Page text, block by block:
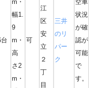
m・
幅1.
9
m・
高
さ2
m・
可
江
区
安
立
２
丁
目
三井
のリ
パー
ク
空車
状況
が確
認が
可能
で
す。